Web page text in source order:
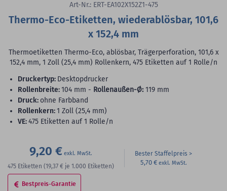
Art-Nr.: ERT-EA102X152Z1-475
Thermo-Eco-Etiketten, wiederablösbar, 101,6
x 152,4 mm
Thermoetiketten Thermo-Eco, ablösbar, Trägerperforation, 101,6 x
152,4 mm, 1 Zoll (25,4 mm) Rollenkern, 475 Etiketten auf 1 Rolle/n
Druckertyp: Desktopdrucker
Rollenbreite:104 mm - Rollenaußen-Ø: 119 mm
Druck: ohne Farbband
Rollenkern:1 Zoll (25,4 mm)
VE:475 Etiketten auf 1 Rolle/n
9,20 €
475 Etiketten (19,37 € je 1.000 Etiketten)
Bester Staffelpreis
5,70 €
Bestpreis-Garantie